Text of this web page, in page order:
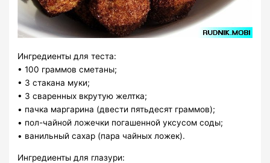
Ингредиенты для теста:
• 100 граммов сметаны;
• 3 стакана муки;
• 3 сваренных вкрутую желтка;
• пачка маргарина (двести пятьдесят граммов);
• пол-чайной ложечки погашенной уксусом соды;
• ванильный сахар (пара чайных ложек).
Ингредиенты для глазури: